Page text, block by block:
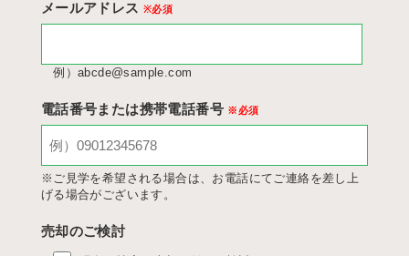
メールアドレス※必須
例）abcde@sample.com
電話番号または携帯電話番号 ※必須
※ご見学を希望される場合は、お電話にてご連絡を差し上
げる場合がございます。
売却のご検討